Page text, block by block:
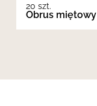
20 szt.
Obrus miętowy